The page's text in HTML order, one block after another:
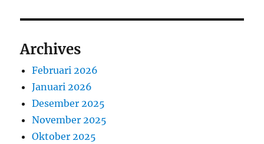
Archives
Februari 2026
Januari 2026
Desember 2025
November 2025
Oktober 2025